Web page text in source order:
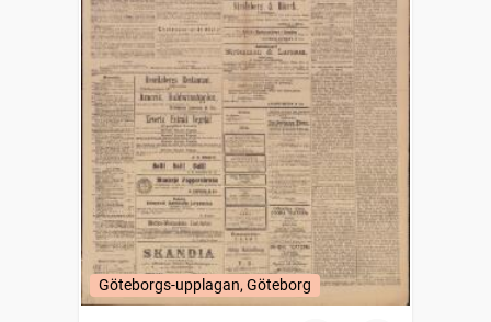
Göteborgs-upplagan, Göteborg